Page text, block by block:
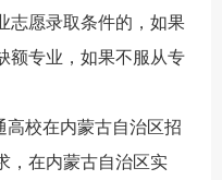
志愿录取条件的，如果
额专业，如果不服从专
校在内蒙古自治区招
，在内蒙古自治区实